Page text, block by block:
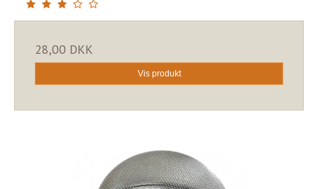
28,00 DKK
Vis produkt